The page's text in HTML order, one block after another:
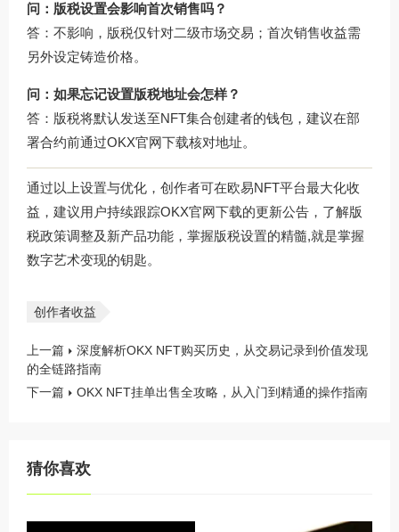
问：版税设置会影响首次销售吗？
答：不影响，版税仅针对二级市场交易；首次销售收益需
另外设定铸造价格。
问：如果忘记设置版税地址会怎样？
答：版税将默认发送至NFT集合创建者的钱包，建议在部
署合约前通过OKX官网下载核对地址。
通过以上设置与优化，创作者可在欧易NFT平台最大化收
益，建议用户持续跟踪OKX官网下载的更新公告，了解版
税政策调整及新产品功能，掌握版税设置的精髓,就是掌握
数字艺术变现的钥匙。
创作者收益
上一篇
深度解析OKX NFT购买历史，从交易记录到价值发现
的全链路指南
下一篇
OKX NFT挂单出售全攻略，从入门到精通的操作指南
猜你喜欢